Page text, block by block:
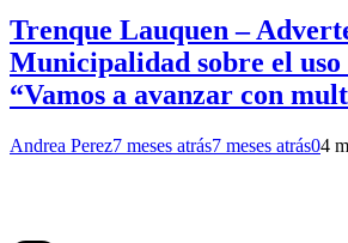
Trenque Lauquen –
Municipalidad sobre el
“Vamos a avanzar con
Andrea Perez7 meses atrás7 meses atrás04